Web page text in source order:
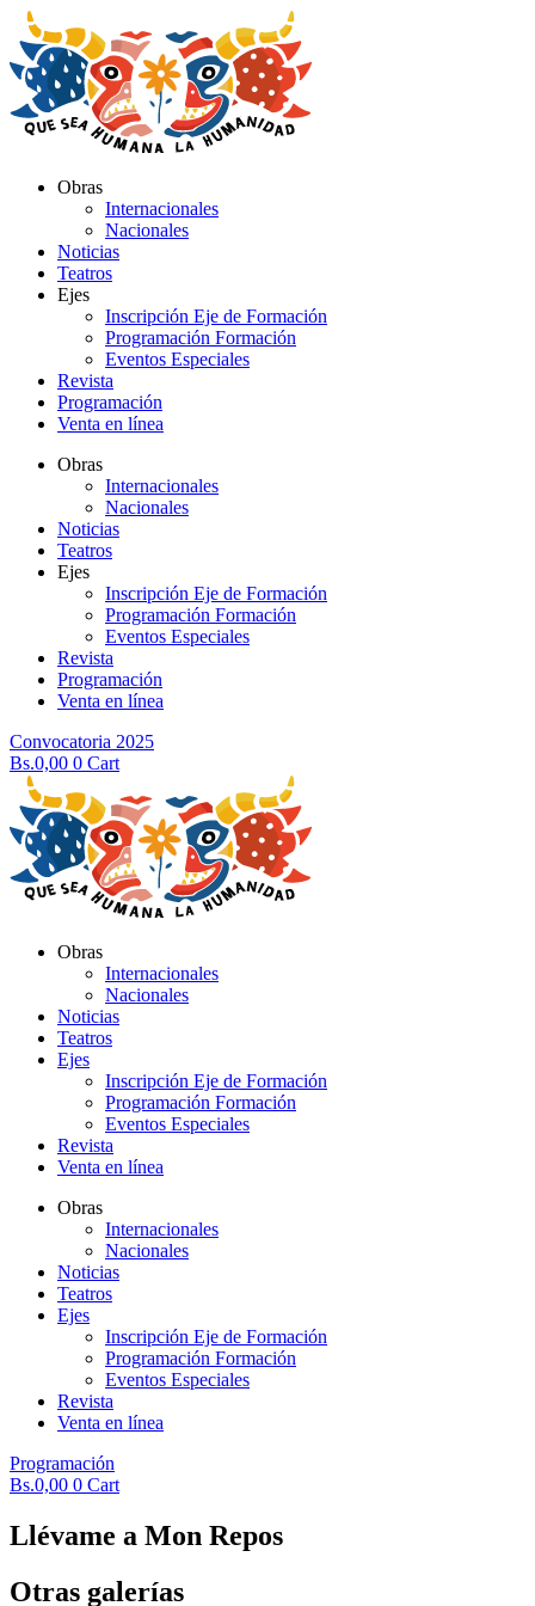
al
contenido
Obras
Internacionales
Nacionales
Noticias
Teatros
Ejes
Inscripción Eje de Formación
Programación Formación
Eventos Especiales
Revista
Programación
Venta en línea
Obras
Internacionales
Nacionales
Noticias
Teatros
Ejes
Inscripción Eje de Formación
Programación Formación
Eventos Especiales
Revista
Programación
Venta en línea
Convocatoria 2025
Bs.0,00 0 Cart
Obras
Internacionales
Nacionales
Noticias
Teatros
Ejes
Inscripción Eje de Formación
Programación Formación
Eventos Especiales
Revista
Venta en línea
Obras
Internacionales
Nacionales
Noticias
Teatros
Ejes
Inscripción Eje de Formación
Programación Formación
Eventos Especiales
Revista
Venta en línea
Programación
Bs.0,00 0 Cart
Llévame a Mon Repos
Otras galerías